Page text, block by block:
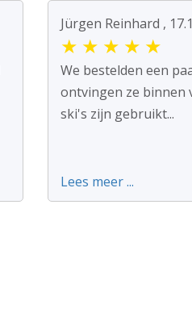
Jürgen Reinhard ,
★ ★ ★ ★ ★
We bestelden een
ontvingen ze binnen
ski's zijn gebruikt...
Lees meer ...